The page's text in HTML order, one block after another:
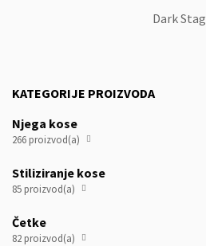
Dark Stag
KATEGORIJE PROIZVODA
Njega kose
266 proizvod(a) 
Stiliziranje kose
85 proizvod(a) 
Četke
82 proizvod(a) 